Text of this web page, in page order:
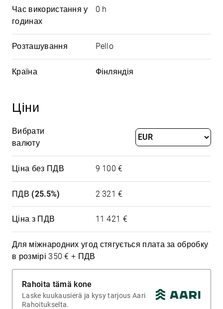
Час використання у
годинах
0 h
Розташування Pello
Країна Фінляндія
Ціни
Вибрати
валюту
Ціна без ПДВ 9 100 €
ПДВ (25.5%) 2 321 €
Ціна з ПДВ 11 421 €
Для міжнародних угод стягується плата за обробку
в розмірі 350 € + ПДВ
Rahoita tämä kone
Laske kuukausierä ja kysy tarjous Aari
Rahoitukselta.